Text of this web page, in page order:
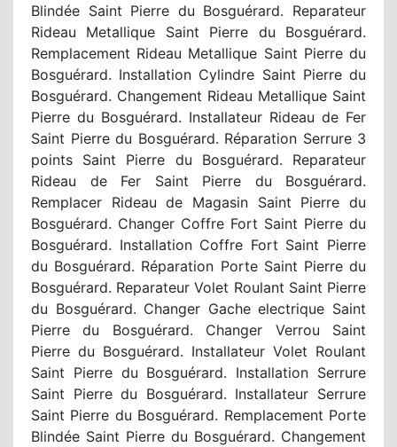
Blindée Saint Pierre du Bosguérard. Reparateur
Rideau Metallique Saint Pierre du Bosguérard.
Remplacement Rideau Metallique Saint Pierre du
Bosguérard. Installation Cylindre Saint Pierre du
Bosguérard. Changement Rideau Metallique Saint
Pierre du Bosguérard. Installateur Rideau de Fer
Saint Pierre du Bosguérard. Réparation Serrure 3
points Saint Pierre du Bosguérard. Reparateur
Rideau de Fer Saint Pierre du Bosguérard.
Remplacer Rideau de Magasin Saint Pierre du
Bosguérard. Changer Coffre Fort Saint Pierre du
Bosguérard. Installation Coffre Fort Saint Pierre
du Bosguérard. Réparation Porte Saint Pierre du
Bosguérard. Reparateur Volet Roulant Saint Pierre
du Bosguérard. Changer Gache electrique Saint
Pierre du Bosguérard. Changer Verrou Saint
Pierre du Bosguérard. Installateur Volet Roulant
Saint Pierre du Bosguérard. Installation Serrure
Saint Pierre du Bosguérard. Installateur Serrure
Saint Pierre du Bosguérard. Remplacement Porte
Blindée Saint Pierre du Bosguérard. Changement